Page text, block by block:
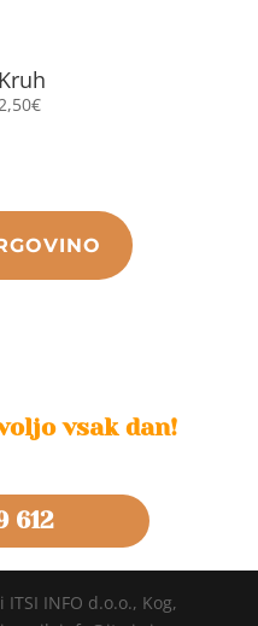
Kruh
2,50€
vsak dan!
612
INFO d.o.o., Kog,